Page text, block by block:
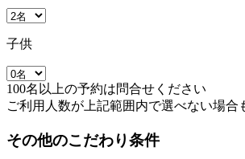
子供
100名以上の予約は問合せください
ご利用人数が上記範囲内で選べない場
その他のこだわり条件